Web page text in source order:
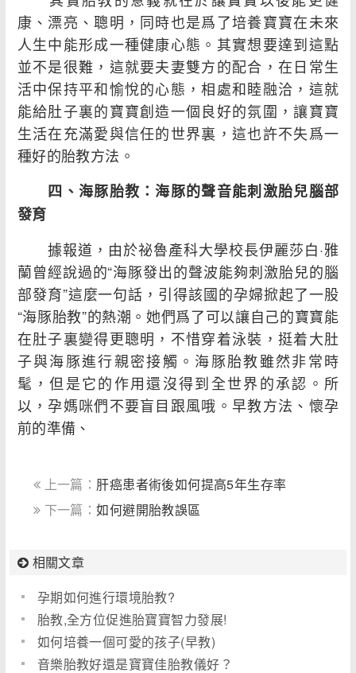
康、漂亮、聰明，同時也是爲了培養寶寶在未來
人生中能形成一種健康心態。其實想要達到這點
並不是很難，這就要夫妻雙方的配合，在日常生
活中保持平和愉悅的心態，相處和睦融洽，這就
能給肚子裏的寶寶創造一個良好的氛圍，讓寶寶
生活在充滿愛與信任的世界裏，這也許不失爲一
種好的胎教方法。
四、海豚胎教：海豚的聲音能刺激胎兒腦部
發育
據報道，由於祕魯產科大學校長伊麗莎白·雅
蘭曾經說過的“海豚發出的聲波能夠刺激胎兒的腦
部發育”這麼一句話，引得該國的孕婦掀起了一股
“海豚胎教”的熱潮。她們爲了可以讓自己的寶寶能
在肚子裏變得更聰明，不惜穿着泳裝，挺着大肚
子與海豚進行親密接觸。海豚胎教雖然非常時
髦，但是它的作用還沒得到全世界的承認。所
以，孕媽咪們不要盲目跟風哦。早教方法、懷孕
前的準備、
上一篇： 肝癌患者術後如何提高5年生存率
下一篇：如何避開胎教誤區
相關文章
孕期如何進行環境胎教?
胎教,全方位促進胎寶寶智力發展!
如何培養一個可愛的孩子(早教)
音樂胎教好還是寶寶佳胎教儀好？